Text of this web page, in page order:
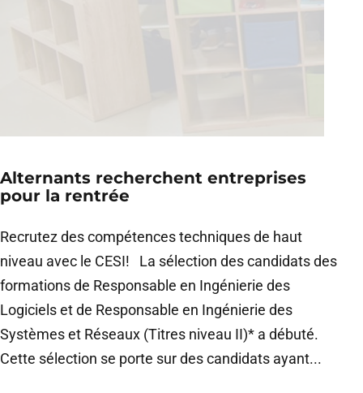
Alternants recherchent entreprises
pour la rentrée
Recrutez des compétences techniques de haut
niveau avec le CESI! La sélection des candidats des
formations de Responsable en Ingénierie des
Logiciels et de Responsable en Ingénierie des
Systèmes et Réseaux (Titres niveau II)* a débuté.
Cette sélection se porte sur des candidats ayant...